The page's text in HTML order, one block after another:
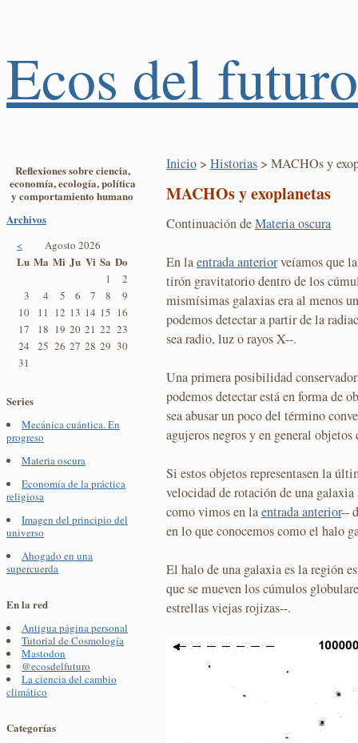
Ecos del futuro
Reflexiones sobre ciencia,
economía, ecología, política
y comportamiento humano
Archivos
< Agosto 2026
Lu Ma Mi Ju Vi Sa Do
1
2
3
4 5 6 7 8
9
10
11 12 13 14 15 16
17
18 19 20 21 22 23
24
25 26 27 28 29 30
31
Series
Mecánica cuántica. En
progreso
Materia oscura
Economía de la práctica
religiosa
Imagen del principio del
universo
Ahogado en una
supercuerda
En la red
Antigua página personal
Tutorial de Cosmología
Mastodon
@ecosdelfuturo
La ciencia del cambio
climático
Categorías
Inicio > Historias > MACHOs y
MACHOs y exoplanetas
Continuación deMateria oscura
En laentrada anteriorveíamos que
tirón gravitatorio dentro de los
mismísimas galaxias era al menos
podemos detectar a partir de la
sea radio, luz o rayos X--.
Una primera posibilidad
podemos detectar está en forma de
sea abusar un poco del término
agujeros negros y en general objetos
Si estos objetos representasen la
velocidad de rotación de una
como vimos en laentrada anterior--
en lo que conocemos como el halo
El halo de una galaxia es la región
que se mueven los cúmulos
estrellas viejas rojizas--.